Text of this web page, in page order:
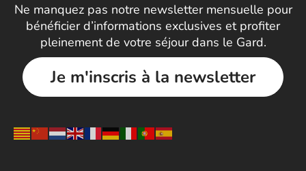
Ne manquez pas notre newsletter mensuelle pour
bénéficier d’informations exclusives et profiter
pleinement de votre séjour dans le Gard.
Je m'inscris à la newsletter